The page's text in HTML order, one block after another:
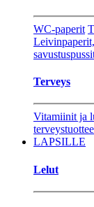
WC-paperit
Terveys
Vitamiinit ja
LAPSILLE
Lelut